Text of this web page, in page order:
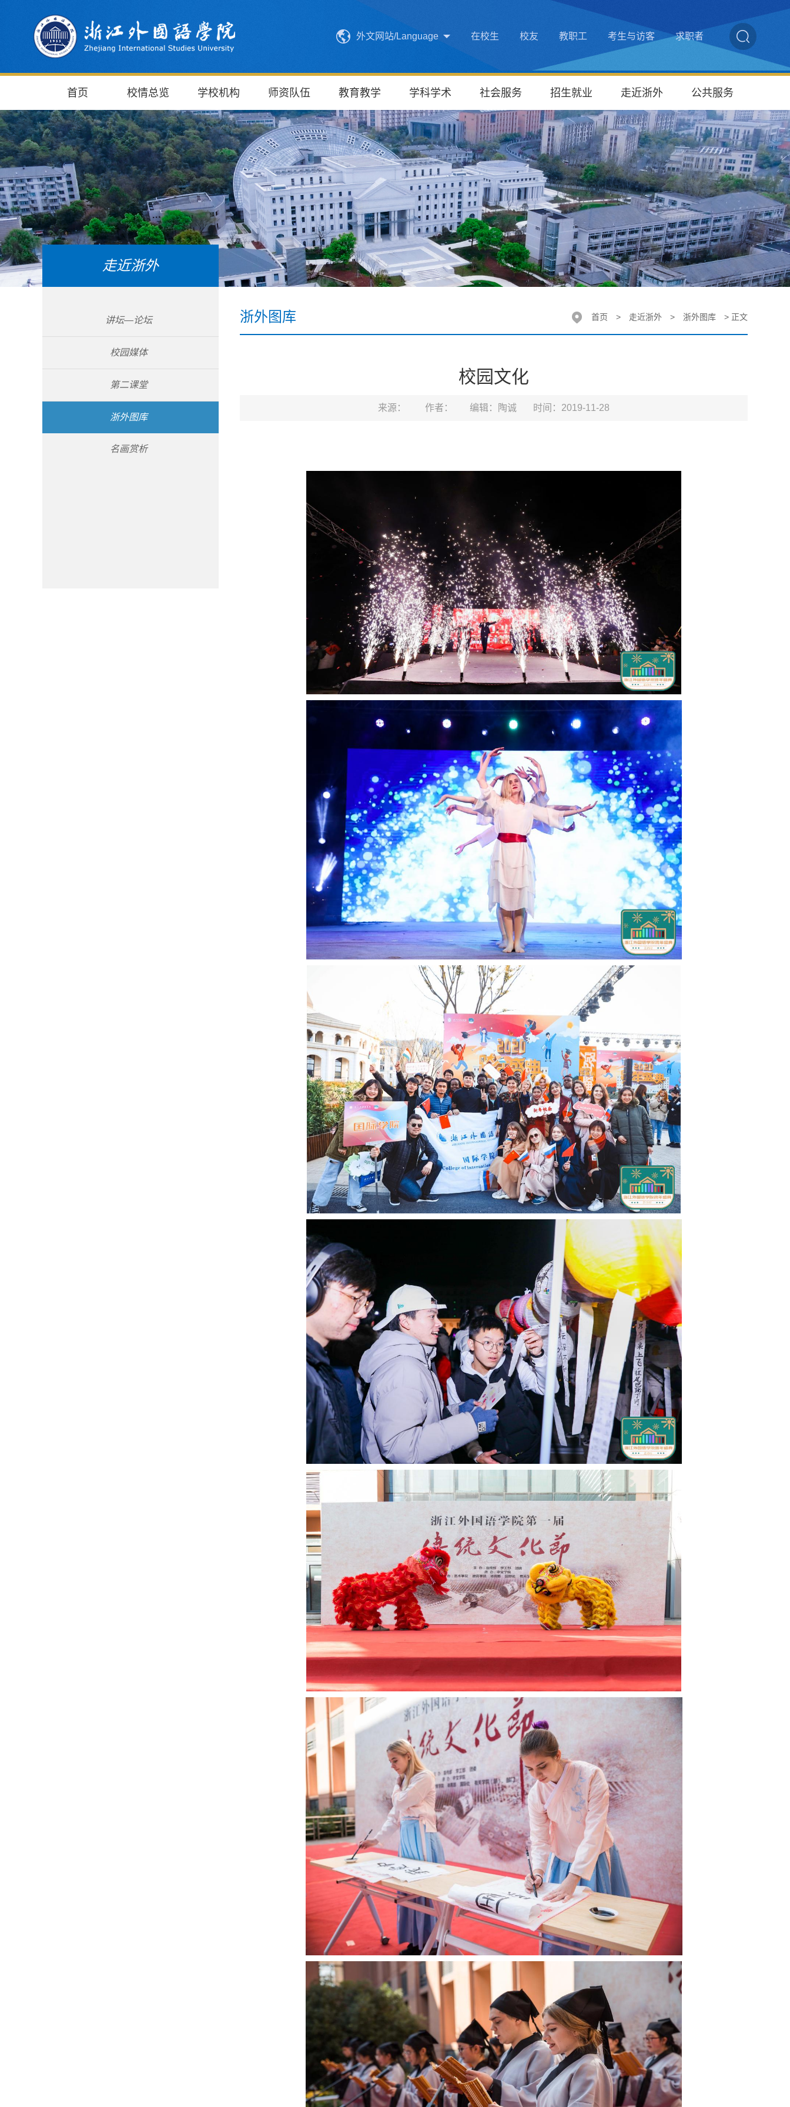
外文网站/Language 在校生 校友 教职工 考生与访客 求职者
首页 校情总览 学校机构 师资队伍 教育教学 学科学术 社会服务 招生就业 走近浙外 公共服务
走近浙外
讲坛—论坛
校园媒体
第二课堂
浙外图库
名画赏析
浙外图库 首页 > 走近浙外 > 浙外图库 > 正文
校园文化
来源： 作者： 编辑：陶诚 时间：2019-11-28